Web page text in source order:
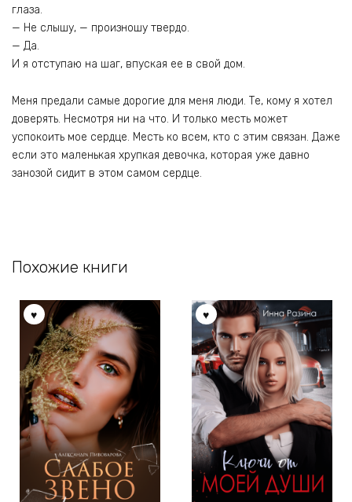
глаза.
— Не слышу, — произношу твердо.
— Да.
И я отступаю на шаг, впуская ее в свой дом.
Меня предали самые дорогие для меня люди. Те, кому я хотел
доверять. Несмотря ни на что. И только месть может
успокоить мое сердце. Месть ко всем, кто с этим связан. Даже
если это маленькая хрупкая девочка, которая уже давно
занозой сидит в этом самом сердце.
Похожие книги